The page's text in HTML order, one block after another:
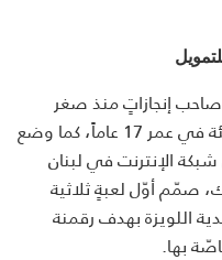
صاحب إنجازاتٍ منذ صغر
سنّه. لقد أسّس شركة التقنية الناشئة في عمر 17 عاماً، كما وضع
الإنترنت في لبنان
ذلك، صمّم أوّل لعبةٍ ثلاثية
اللويزة بهدف رقمنة
بها.